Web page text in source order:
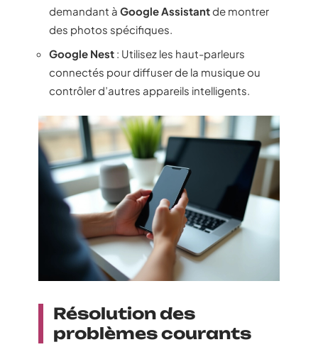
demandant à Google Assistantde montrer
des photos spécifiques.
Google Nest : Utilisez les haut-parleurs
connectés pour diffuser de la musique ou
contrôler d’autres appareils intelligents.
Résolution des
problèmes courants